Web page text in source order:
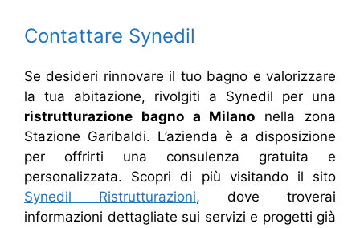
Contattare Synedil
Se desideri rinnovare il tuo bagno e valorizzare
la tua abitazione, rivolgiti a Synedil per una
ristrutturazione bagno a Milano nella zona
Stazione Garibaldi. L’azienda è a disposizione
per offrirti una consulenza gratuita e
personalizzata. Scopri di più visitando il sito
Synedil Ristrutturazioni, dove troverai
informazioni dettagliate sui servizi e progetti già